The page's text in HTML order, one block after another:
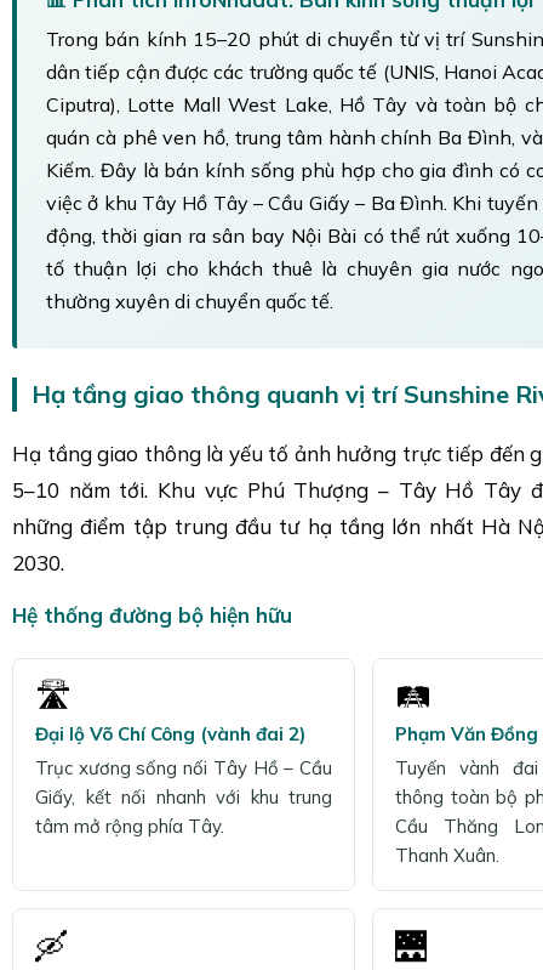
Trong bán kính 15–20 phút di chuyển từ vị trí
dân tiếp cận được các trường quốc tế (UNIS, Hanoi
Ciputra), Lotte Mall West Lake, Hồ Tây và toàn bộ
quán cà phê ven hồ, trung tâm hành chính Ba Đình,
Kiếm. Đây là bán kính sống phù hợp cho gia đình có
việc ở khu Tây Hồ Tây – Cầu Giấy – Ba Đình. Khi
động, thời gian ra sân bay Nội Bài có thể rút xuống
tố thuận lợi cho khách thuê là chuyên gia nước
thường xuyên di chuyển quốc tế.
Hạ tầng giao thông quanh vị trí Sunshine
Hạ tầng giao thông là yếu tố ảnh hưởng trực tiếp đến
5–10 năm tới. Khu vực Phú Thượng – Tây Hồ Tây
những điểm tập trung đầu tư hạ tầng lớn nhất Hà
2030.
Hệ thống đường bộ hiện hữu
🛣️
Đại lộ Võ Chí Công (vành đai 2)
Trục xương sống nối Tây Hồ – Cầu
Giấy, kết nối nhanh với khu trung
tâm mở rộng phía Tây.
🛤️
Phạm Văn
Tuyến vành
thông toàn bộ
Cầu Thăng
Thanh Xuân.
🛶 🌉